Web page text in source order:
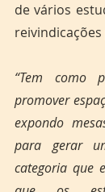
de vários
“Tem como
promover
expondo
para gerar
categoria que